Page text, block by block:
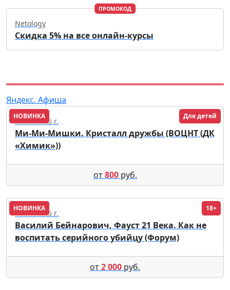
ПРОМОКОД
Netology
Скидка 5% на все онлайн-курсы
Яндекс. Афиша
НОВИНКА Для детей
25.09.2026 г.
Ми-Ми-Мишки. Кристалл дружбы (ВОЦНТ (ДК
«Химик»))
от800руб.
НОВИНКА 18+
09.12.2026 г.
Василий Бейнарович, Фауст 21 Века. Как не
воспитать серийного убийцу (Форум)
от2 000 руб.